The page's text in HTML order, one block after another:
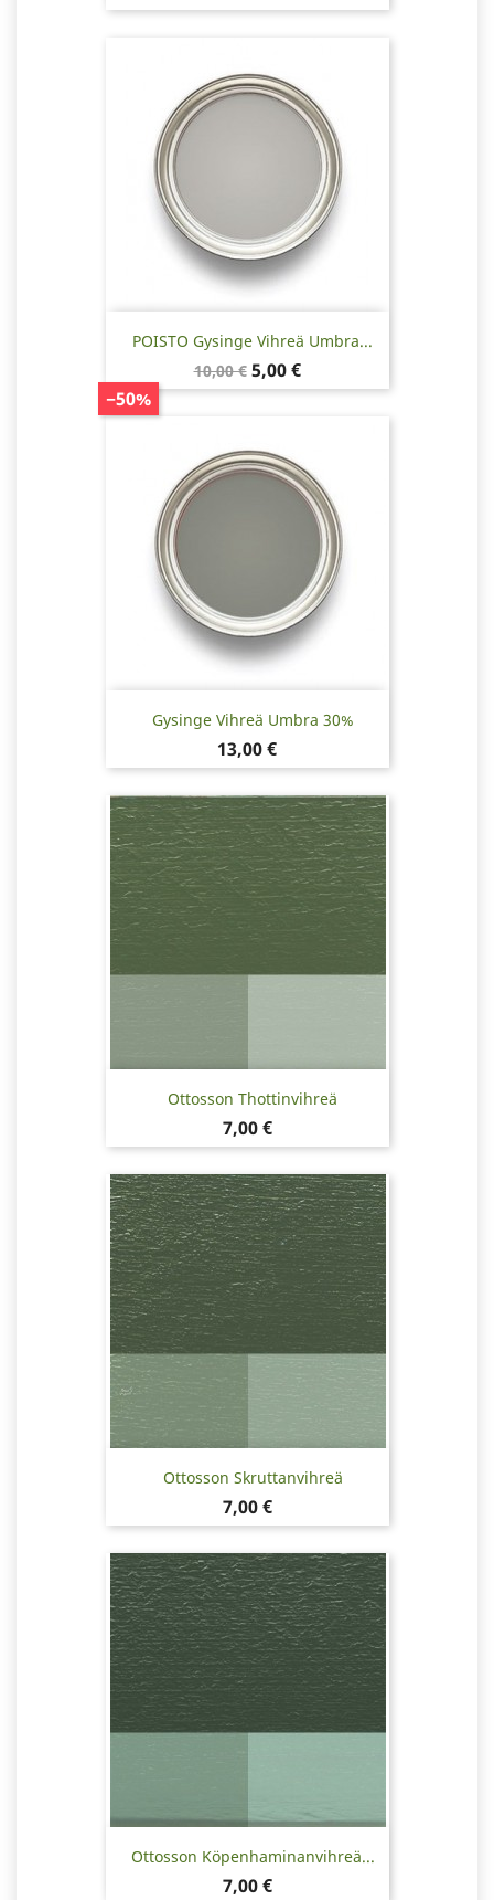
POISTO Gysinge Vihreä Umbra...
Normaalihinta
10,00 €
−50%
Hinta
5,00 €
Gysinge Vihreä Umbra 30%
Hinta
13,00 €
Ottosson Thottinvihreä
Hinta
7,00 €
Ottosson Skruttanvihreä
Hinta
7,00 €
Ottosson Köpenhaminanvihreä...
Hinta
7,00 €